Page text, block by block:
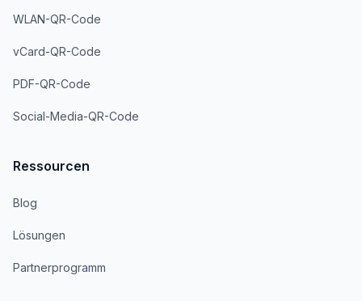
WLAN-QR-Code
vCard-QR-Code
PDF-QR-Code
Social-Media-QR-Code
Ressourcen
Blog
Lösungen
Partnerprogramm